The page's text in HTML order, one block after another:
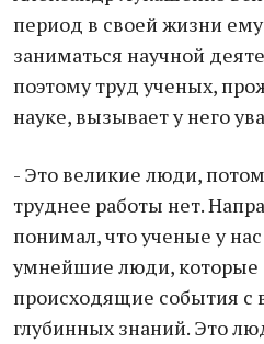
период в своей жизни
заниматься научной
поэтому труд ученых,
науке, вызывает у него
- Это великие люди,
труднее работы нет.
понимал, что ученые у нас
умнейшие люди, которые
происходящие события с
глубинных знаний. Это